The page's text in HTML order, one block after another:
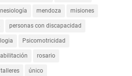
mendoza misiones
personas con discapacidad
Psicomotricidad
rosario
talleres único